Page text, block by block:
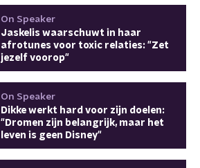
On Speaker
Jaskelis waarschuwt in haar
afrotunes voor toxic relaties: "Zet
jezelf voorop"
On Speaker
Dikke werkt hard voor zijn doelen:
"Dromen zijn belangrijk, maar het
leven is geen Disney"